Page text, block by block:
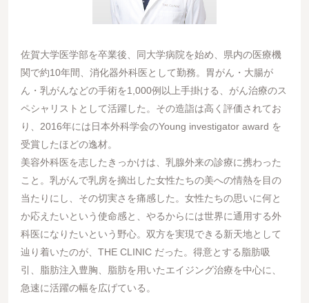
佐賀大学医学部を卒業後、同大学病院を始め、県内の医療機
関で約10年間、消化器外科医として勤務。胃がん・大腸が
ん・乳がんなどの手術を1,000例以上手掛ける、がん治療のス
ペシャリストとして活躍した。その造詣は高く評価されてお
り、2016年には日本外科学会のYoung investigator award を
受賞したほどの逸材。
美容外科医を志したきっかけは、乳腺外来の診療に携わった
こと。乳がんで乳房を摘出した女性たちの美への情熱を目の
当たりにし、その切実さを痛感した。女性たちの思いに何と
か応えたいという使命感と、やるからには世界に通用する外
科医になりたいという野心。双方を実現できる新天地として
辿り着いたのが、THE CLINIC だった。得意とする脂肪吸
引、脂肪注入豊胸、脂肪を用いたエイジング治療を中心に、
急速に活躍の幅を広げている。